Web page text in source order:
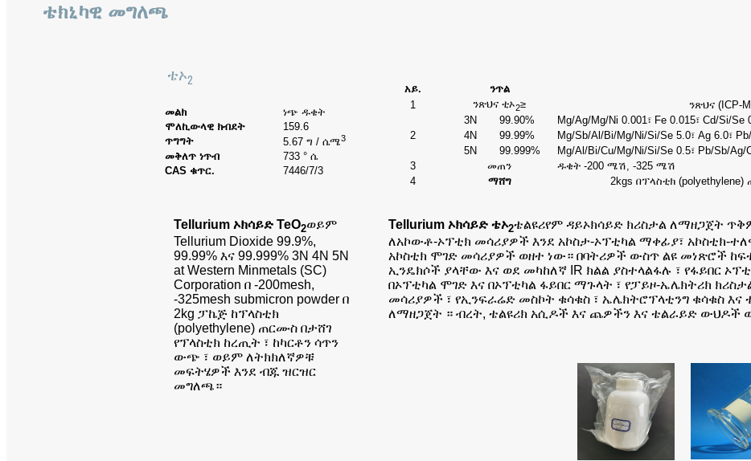
ቴክኒካዊ መግለጫ
ቴኦ2
መልክ
ነጭ ዱቄት
ሞለኪውላዊ ክብደት
159.6
ጥግግት
5.67 ግ / ሴሜ3
መቅለጥ ነጥብ
733 ° ሴ
CAS ቁጥር.
7446/7/3
አይ. ንጥል
1
ንጽህና ቲኦ2≥ ንጽህና (ICP-
2
3N 99.90% Mg/Ag/Mg/Ni 0.001፣ Fe 0.015፣ Cd/Si/
4N
99.99% Mg/Sb/Al/Bi/Mg/Ni/Si/Se 5.0፣ Ag 6.0፣
5N
99.999% Mg/Al/Bi/Cu/Mg/Ni/Si/Se 0.5፣ Pb/Sb/Ag/
3
መጠን
ዱቄት -200 ሜሽ, -325 ሜሽ
4
ማሸግ 2kgs በፕላስቲክ
Tellurium ኦክሳይድ TeO2ወይም
Tellurium Dioxide 99.9%,
99.99% እና 99.999% 3N 4N 5N
at Western Minmetals (SC)
Corporation በ -200mesh,
-325mesh submicron powder በ
2kg ፓኬጅ ከፕላስቲክ
(polyethylene) ጠርሙስ በታሸገ
የፕላስቲክ ከረጢት ፣ ከካርቶን ሳጥን
ውጭ ፣ ወይም ለትክክለኛዎቹ
መፍትሄዎች እንደ ብጁ ዝርዝር
መግለጫ።
Tellurium ኦክሳይድ ቴኦ2ቴልዩሪየም ዳይኦክሳይድ ክሪስታል ለማዘጋጀት
ለአኮውቶ-ኦፕቲክ መሳሪያዎች እንደ አኮስታ-ኦፕቲካል ማቀፊያ፣ አኮስቲክ-
አኮስቲክ ሞገድ መሳሪያዎች ወዘተ ነው። በባትሪዎች ውስጥ ልዩ መነጽሮች
ኢንዴክሶች ያላቸው እና ወደ መካከለኛ IR ክልል ያስተላልፋሉ ፣ የፋይበር
በኦፕቲካል ሞገድ እና በኦፕቲካል ፋይበር ማጉላት ፣ የፓይዞ-ኤሌክትሪክ
መሳሪያዎች ፣ የኢንፍራሬድ መስኮት ቁሳቁስ ፣ ኤሌክትሮፕላቲንግ ቁሳቁስ እና
ለማዘጋጀት ። ብረት, ቴልዩሪክ አሲዶች እና ጨዎችን እና ቴልራይድ ውህዶች